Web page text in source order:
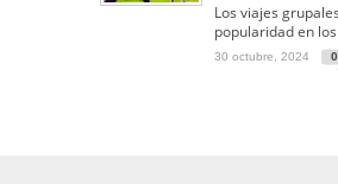
Los viajes
popularidad en
30 octubre, 2024 0